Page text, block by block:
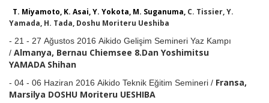
T. Miyamoto, K. Asai, Y. Yokota, M. Suganuma, C. Tissier, Y.
Yamada, H. Tada, Doshu Moriteru Ueshiba
- 21 - 27 Ağustos 2016 Aikido Gelişim Semineri Yaz Kampı
/ Almanya, Bernau Chiemsee 8.Dan Yoshimitsu
YAMADA Shihan
- 04 - 06 Haziran 2016 Aikido Teknik Eğitim Semineri / Fransa,
Marsilya DOSHU Moriteru UESHIBA